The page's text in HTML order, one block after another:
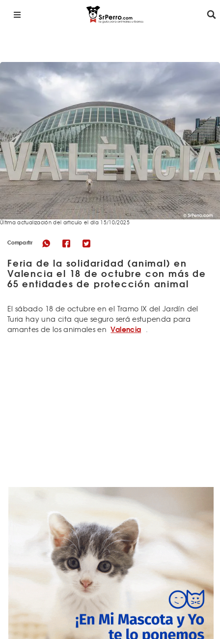
Compartir
Feria de la solidaridad (animal) en
Valencia el 18 de octubre con más de
65 entidades de protección animal
Última actualización del articulo el día 15/10/2025
El sábado 18 de octubre en el Tramo IX del Jardín del
Turia hay una cita que seguro será estupenda para
amantes de los animales en Valencia .